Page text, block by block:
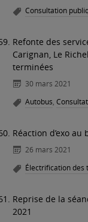
Consultation
Refonte des
Carignan, Le
terminées
30 mars 2021
Autobus,
Réaction d’exo au
26 mars 2021
Électrification des
Reprise de la
2021